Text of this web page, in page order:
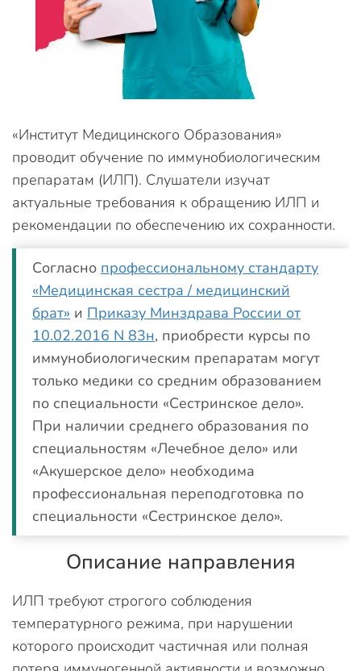
«Институт Медицинского Образования»
проводит обучение по иммунобиологическим
препаратам (ИЛП). Слушатели изучат
актуальные требования к обращению ИЛП и
рекомендации по обеспечению их сохранности.
Согласно профессиональному стандарту
«Медицинская сестра / медицинский
брат» и Приказу Минздрава России от
10.02.2016 N 83н, приобрести курсы по
иммунобиологическим препаратам могут
только медики со средним образованием
по специальности «Сестринское дело».
При наличии среднего образования по
специальностям «Лечебное дело» или
«Акушерское дело» необходима
профессиональная переподготовка по
специальности «Сестринское дело».
Описание направления
ИЛП требуют строгого соблюдения
температурного режима, при нарушении
которого происходит частичная или полная